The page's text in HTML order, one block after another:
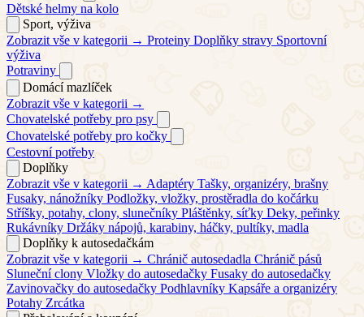
Dětské helmy na kolo
Sport, výživa
Zobrazit vše v kategorii → Proteiny Doplňky stravy Sportovní
výživa
Potraviny
Domácí mazlíček
Zobrazit vše v kategorii →
Chovatelské potřeby pro psy
Chovatelské potřeby pro kočky
Cestovní potřeby
Doplňky
Zobrazit vše v kategorii → Adaptéry Tašky, organizéry, brašny
Fusaky, nánožníky Podložky, vložky, prostěradla do kočárku
Stříšky, potahy, clony, slunečníky Pláštěnky, síťky Deky, peřinky
Rukávníky Držáky nápojů, karabiny, háčky, pultíky, madla
Doplňky k autosedačkám
Zobrazit vše v kategorii → Chránič autosedadla Chránič pásů
Sluneční clony Vložky do autosedačky Fusaky do autosedačky
Zavinovačky do autosedačky Podhlavníky Kapsáře a organizéry
Potahy Zrcátka